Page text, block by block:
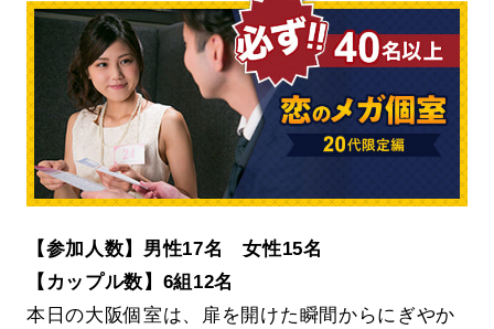
【参加人数】男性17名 女性15名
【カップル数】6組12名
本日の大阪個室は、扉を開けた瞬間からにぎやか